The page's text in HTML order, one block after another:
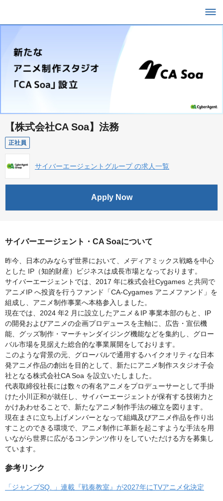
【株式会社CA Soa】法務
正社員
サイバーエージェントグループ の求人一覧
Apply Now
サイバーエージェント・CA Soaについて
昨今、日本のみならず世界において、メディアミックス戦略を中心
とした IP（知的財産）ビジネスは成長市場となっております。
サイバーエージェントでは、2017 年に株式会社Cygames と共同で
アニメIP へ投資を行うファンド「CA-Cygames アニメファンド」を
組成し、アニメ制作事業へ本格参入しました。
現在では、2024 年2 月に設立したアニメ＆IP 事業本部のもと、IP
の開発およびアニメの企画プロデュースを主軸に、広告・宣伝機
能、グッズ制作・マーチャンダイジング機能などを集約し、グロー
バル市場を見据えた総合的な事業展開をしております。
このような背景の元、グローバルで通用するハイクオリティな日本
発アニメ作品の創出を目的として、新たにアニメ制作スタジオ子会
社となる株式会社CA Soa を設立いたしました。
代表取締役社長には数々の有名アニメをプロデューサーとして手掛
けた小川正和が就任し、サイバーエージェントが保有する技術力と
かけあわせることで、新たなアニメ制作手法の確立を図ります。
現在まさに立ち上げメンバーとなって組織及びアニメ作品を作り出
すことのできる環境で、アニメ制作に革新を起こすような手法を用
いながら世界に広がるコンテンツ作りをしていただける方を募集し
ています。
参考リンク
「ジャンプSQ. 」連載『戦奏教室』が2027年にTVアニメ化決定